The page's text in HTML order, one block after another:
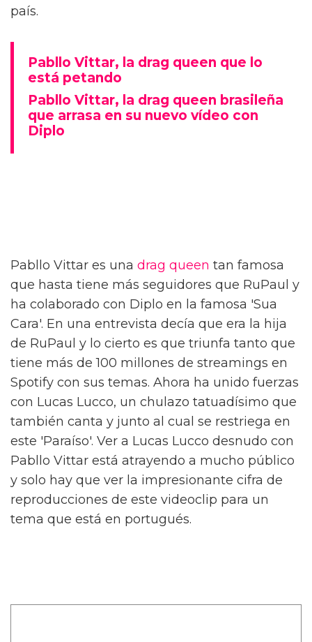
país.
Pabllo Vittar, la drag queen que lo
está petando
Pabllo Vittar, la drag queen brasileña
que arrasa en su nuevo vídeo con
Diplo
Pabllo Vittar es una drag queen tan famosa
que hasta tiene más seguidores que RuPaul y
ha colaborado con Diplo en la famosa 'Sua
Cara'. En una entrevista decía que era la hija
de RuPaul y lo cierto es que triunfa tanto que
tiene más de 100 millones de streamings en
Spotify con sus temas. Ahora ha unido fuerzas
con Lucas Lucco, un chulazo tatuadísimo que
también canta y junto al cual se restriega en
este 'Paraíso'. Ver a Lucas Lucco desnudo con
Pabllo Vittar está atrayendo a mucho público
y solo hay que ver la impresionante cifra de
reproducciones de este videoclip para un
tema que está en portugués.